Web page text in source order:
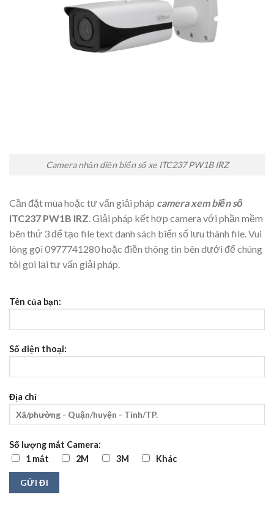
Camera nhận diện biển số xe ITC237 PW1B IRZ
Cần đặt mua hoặc tư vấn giải pháp camera xem biến số
ITC237 PW1B IRZ. Giải pháp kết hợp camera với phần mềm
bên thứ 3 để tạo file text danh sách biển số lưu thành file. Vui
lòng gọi 0977741280 hoặc điền thông tin bên dưới để chúng
tôi gọi lại tư vấn giải pháp.
Tên của bạn:
Số điện thoại:
Địa chỉ
Số lượng mắt Camera:
1 mắt
2M 3M Khác